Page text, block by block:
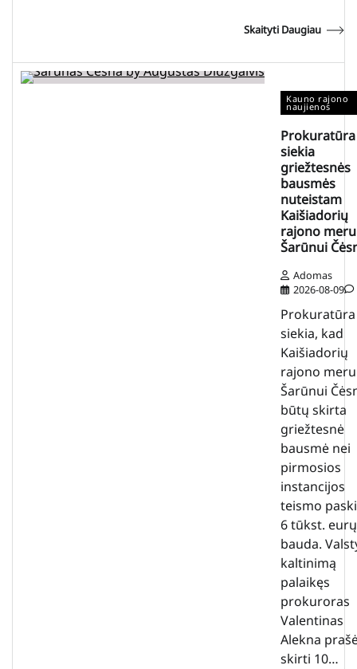
Skaityti Daugiau
Kauno rajono
naujienos
Prokuratūra
siekia
griežtesnės
bausmės
nuteistam
Kaišiadorių
rajono
Šarūnui
Adomas
2026-08-09
Prokuratūra
siekia, kad
Kaišiadorių
rajono
Šarūnui
būtų skirta
griežtesnė
bausmė nei
pirmosios
instancijos
teismo
6 tūkst. eurų
bauda.
kaltinimą
palaikęs
prokuroras
Valentinas
Alekna
skirti 10…